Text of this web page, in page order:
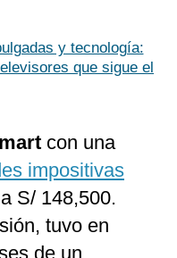
y tecnología:
que sigue el
con una
impositivas
S/ 148,500.
tuvo en
de un